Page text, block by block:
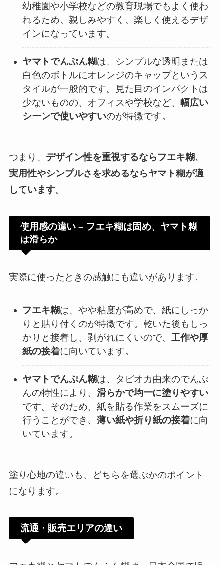
幼稚園や小学校などの教育現場でもよく使わ
れるため、親しみやすく、楽しく使えるデザ
インになっています。
ヤマトでんぷん糊は、シンプルな透明または
白色のボトルにオレンジのキャップというス
タイルが一般的です。見た目のインパクトは
少ないものの、オフィスや学校など、幅広い
シーンで使いやすいのが特徴です。
つまり、 デザイン性を重視するならフエキ糊、
実用性やシンプルさを求めるならヤマト糊が適
しています。
使用感の違い – フエキ糊は固め、ヤマト糊
は滑らか
実際に使ったときの感触にも違いがあります。
フエキ糊は、やや粘度が高めで、紙にしっか
りと貼り付くのが特徴です。乾いた後もしっ
かりと接着し、剥がれにくいので、工作や厚
紙の接着に向いています。
ヤマトでんぷん糊は、タピオカ由来のでんぷ
んの特性により、滑らかで均一に塗りやすい
です。そのため、紙を貼る作業をスムーズに
行うことができ、薄い紙や折り紙の接着に向
いています。
塗り心地の違いも、どちらを選ぶかのポイント
になります。
流通・販売エリアの違い